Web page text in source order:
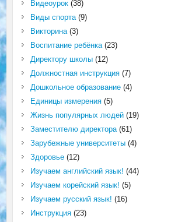
Видеоурок(38)
Виды спорта(9)
Викторина(3)
Воспитание ребёнка(23)
Директору школы(12)
Должностная инструкция(7)
Дошкольное образование(4)
Единицы измерения(5)
Жизнь популярных людей(19)
Заместителю директора(61)
Зарубежные университеты(4)
Здоровье(12)
Изучаем английский язык! (44)
Изучаем корейский язык! (5)
Изучаем русский язык! (16)
Инструкция(23)